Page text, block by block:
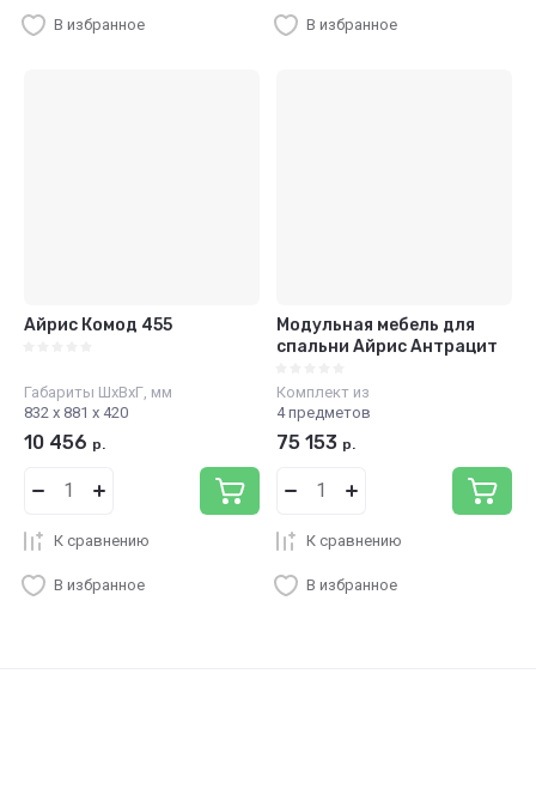
В избранное В избранное
Айрис Комод 455
Габариты ШхВхГ, мм
832 х 881 х 420
10 456 р.
К сравнению
В избранное
Модульная мебель для
спальни Айрис Антрацит
Комплект из
4 предметов
75 153 р.
К сравнению
В избранное